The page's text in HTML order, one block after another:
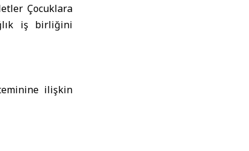
Çocuklara
iş birliğini
ilişkin